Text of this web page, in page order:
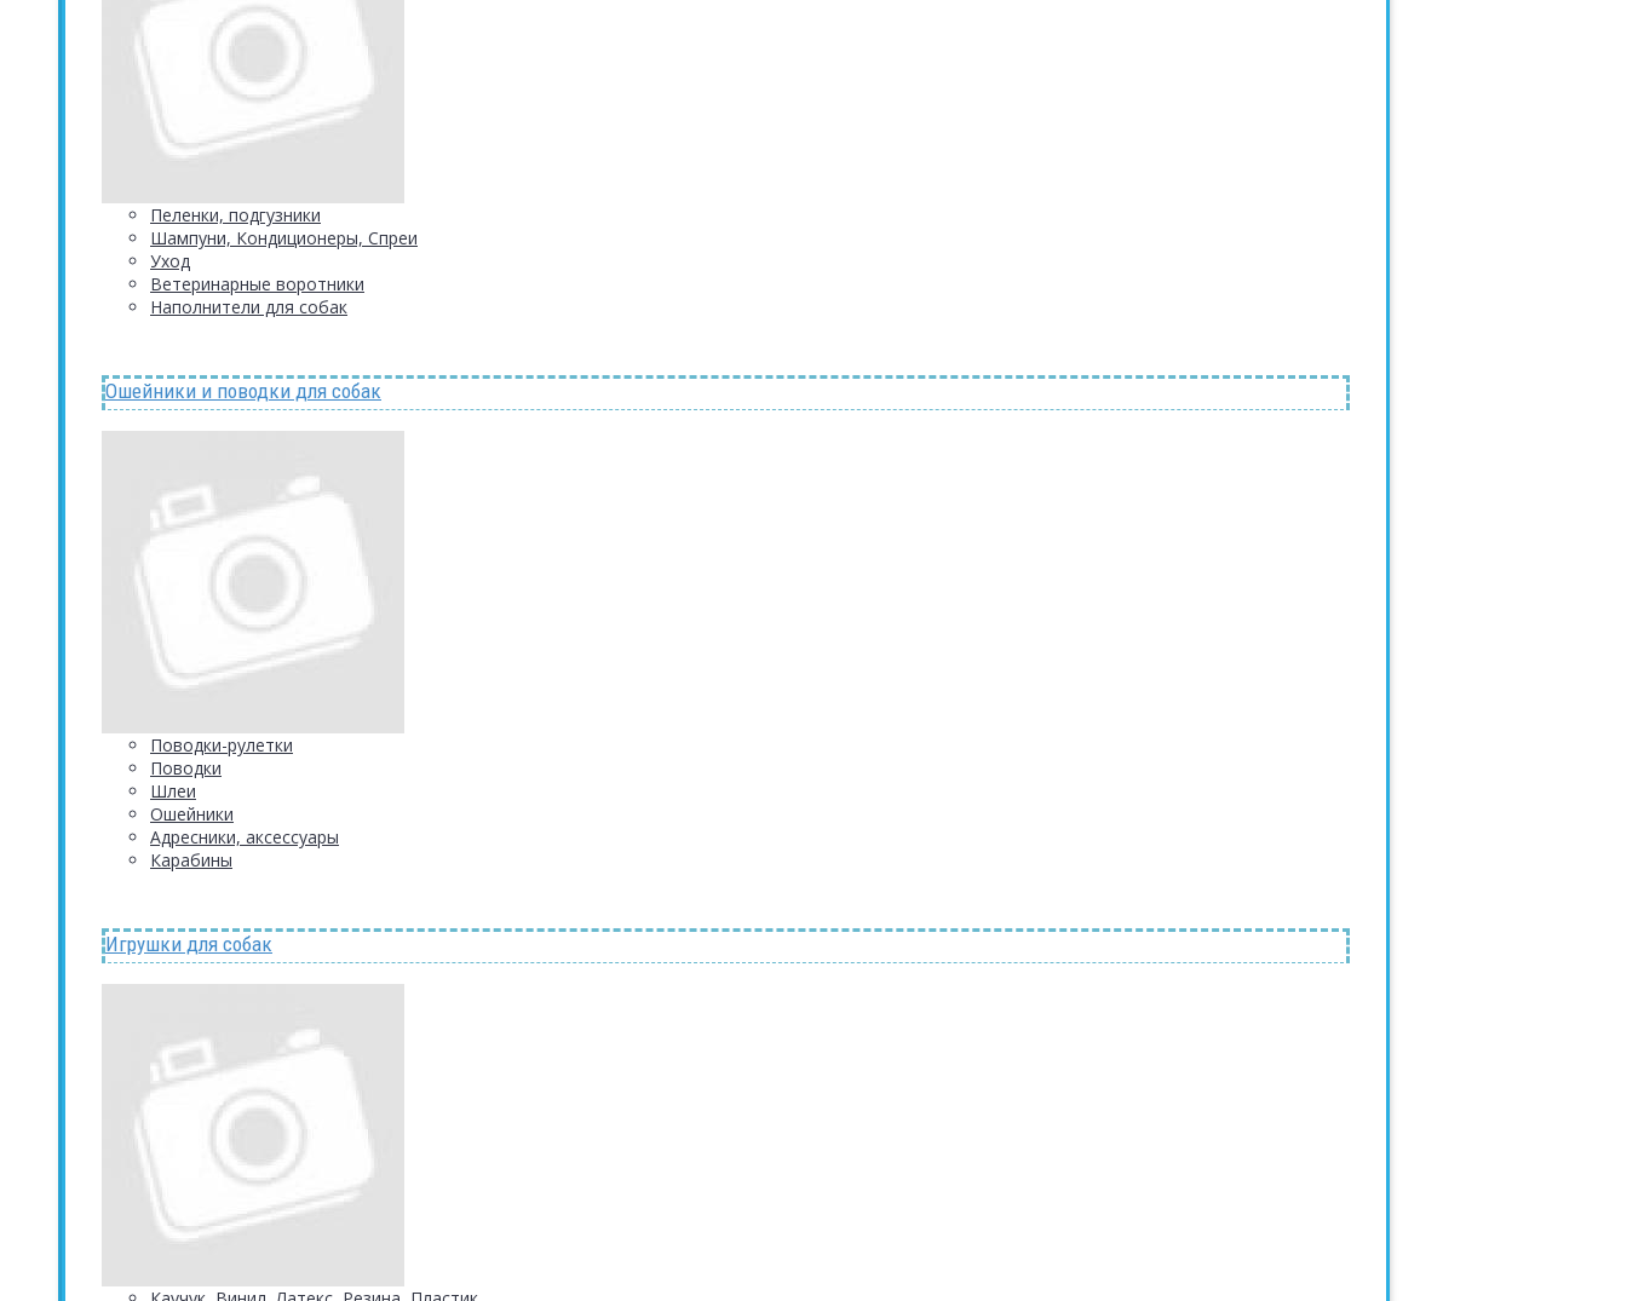
Пеленки, подгузники
Шампуни, Кондиционеры, Спреи
Уход
Ветеринарные воротники
Наполнители для собак
Ошейники и поводки для собак
Поводки-рулетки
Поводки
Шлеи
Ошейники
Адресники, аксессуары
Карабины
Игрушки для собак